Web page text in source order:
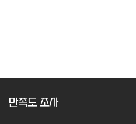
만족도 조사